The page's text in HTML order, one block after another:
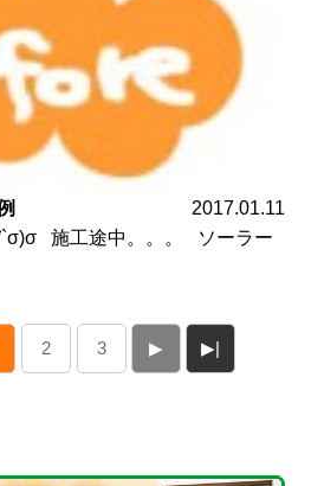
2017.01.11
施工途中。。。 ソーラー
2 3 ▶ ▶|